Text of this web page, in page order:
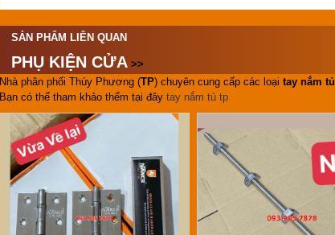
SẢN PHẨM LIÊN QUAN
PHỤ KIỆN CỬA >>
Nhà phân phối Thúy Phương (TP) chuyên cung cấp các loại tay nắm tủ
Bạn có thể tham khảo thểm tại đây tay nắm tủ tp